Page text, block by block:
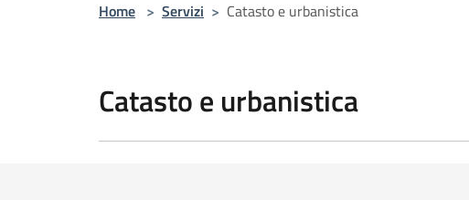
Home > Servizi > Catasto e urbanistica
Catasto e urbanistica